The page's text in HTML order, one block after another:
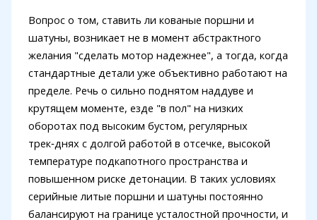
Вопрос о том, ставить ли кованые поршни и
шатуны, возникает не в момент абстрактного
желания "сделать мотор надежнее", а тогда, когда
стандартные детали уже объективно работают на
пределе. Речь о сильно поднятом наддуве и
крутящем моменте, езде "в пол" на низких
оборотах под высоким бустом, регулярных
трек‑днях с долгой работой в отсечке, высокой
температуре подкапотного пространства и
повышенном риске детонации. В таких условиях
серийные литые поршни и шатуны постоянно
балансируют на границе усталостной прочности, и